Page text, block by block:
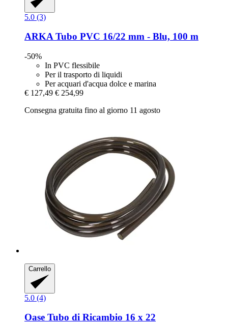
5.0 (3)
ARKATubo PVC 16/22 mm -​ Blu, 100 m
-50%
In PVC flessibile
Per il trasporto di liquidi
Per acquari d'acqua dolce e marina
€ 127,49 € 254,99
Consegna gratuita fino al giorno 11 agosto
Carrello
5.0 (4)
Oase Tubo di Ricambio 16 x 22